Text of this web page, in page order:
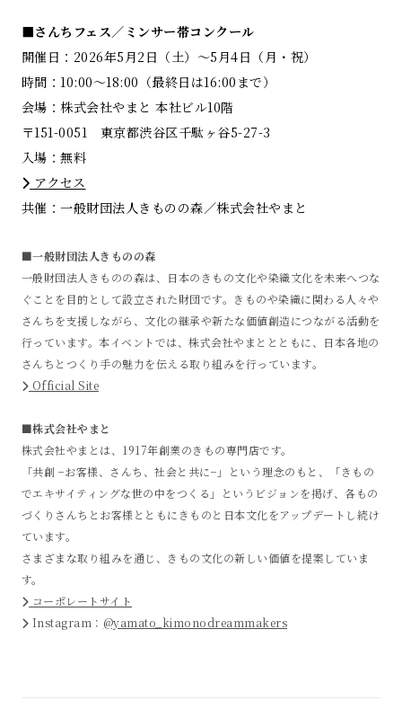
■さんちフェス／ミンサー帯コンクール
開催日：2026年5月2日（土）〜5月4日（月・祝）
時間：10:00〜18:00（最終日は16:00まで）
会場：株式会社やまと 本社ビル10階
〒151-0051 東京都渋谷区千駄ヶ谷5-27-3
入場：無料
アクセス
共催：一般財団法人きものの森／株式会社やまと
■一般財団法人きものの森
一般財団法人きものの森は、日本のきもの文化や染織文化を未来へつな
ぐことを目的として設立された財団です。きものや染織に関わる人々や
さんちを支援しながら、文化の継承や新たな価値創造につながる活動を
行っています。本イベントでは、株式会社やまととともに、日本各地の
さんちとつくり手の魅力を伝える取り組みを行っています。
Official Site
■株式会社やまと
株式会社やまとは、1917年創業のきもの専門店です。
「共創 −お客様、さんち、社会と共に−」という理念のもと、「きもの
でエキサイティングな世の中をつくる」というビジョンを掲げ、各もの
づくりさんちとお客様とともにきものと日本文化をアップデートし続け
ています。
さまざまな取り組みを通じ、きもの文化の新しい価値を提案していま
す。
コーポレートサイト
Instagram： @yamato_kimonodreammakers